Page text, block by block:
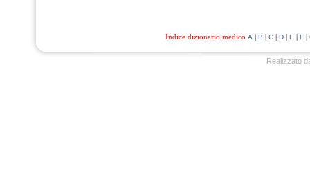
Indice dizionario medico A | B | C| D| E | F|
Realizzato